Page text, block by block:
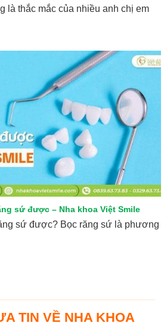
là thắc mắc của nhiều anh chị em
sứ được – Nha khoa Việt Smile
sứ được? Bọc răng sứ là phương
TIN VỀ NHA KHOA